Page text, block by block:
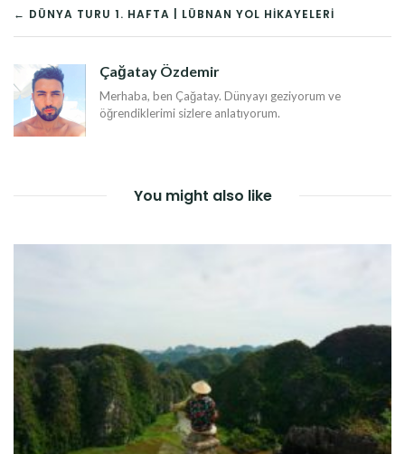
YAZI
DOLAŞIMI
← DÜNYA TURU 1. HAFTA | LÜBNAN YOL HIKAYELERI
Çağatay Özdemir
Merhaba, ben Çağatay. Dünyayı geziyorum ve
öğrendiklerimi sizlere anlatıyorum.
You might also like